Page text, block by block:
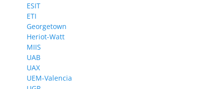
ESIT
ETI
Georgetown
Heriot-Watt
MIIS
UAB
UAX
UEM-Valencia